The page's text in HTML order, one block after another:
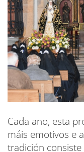
Cada ano, esta
máis emotivos e
tradición